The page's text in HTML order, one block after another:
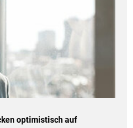
optimistisch auf